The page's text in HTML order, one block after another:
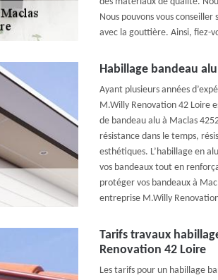
Nous pouvons vous
avec la gouttière. Ainsi, fiez-
Habillage bandeau
Ayant plusieurs années
M.Willy Renovation 42 Loire
de bandeau alu à Maclas
résistance dans le temps,
esthétiques. L’habillage en
vos bandeaux tout en
protéger vos bandeaux à
entreprise M.Willy
Tarifs travaux
Renovation 42 Loire
Les tarifs pour un habillage